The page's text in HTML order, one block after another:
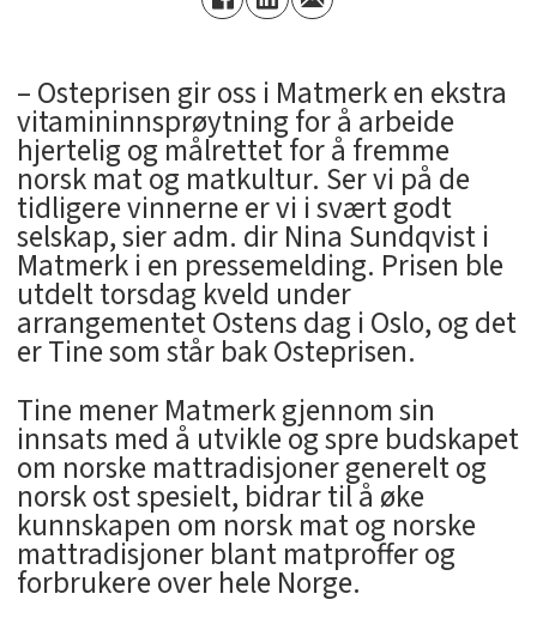
– Osteprisen gir oss i Matmerk en ekstra
vitamininnsprøytning for å arbeide
hjertelig og målrettet for å fremme
norsk mat og matkultur. Ser vi på de
tidligere vinnerne er vi i svært godt
selskap, sier adm. dir Nina Sundqvist i
Matmerk i en pressemelding. Prisen ble
utdelt torsdag kveld under
arrangementet Ostens dag i Oslo, og det
er Tine som står bak Osteprisen.
Tine mener Matmerk gjennom sin
innsats med å utvikle og spre budskapet
om norske mattradisjoner generelt og
norsk ost spesielt, bidrar til å øke
kunnskapen om norsk mat og norske
mattradisjoner blant matproffer og
forbrukere over hele Norge.